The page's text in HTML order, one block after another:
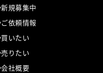
新規募集中
ご依頼情報
買いたい
売りたい
会社概要